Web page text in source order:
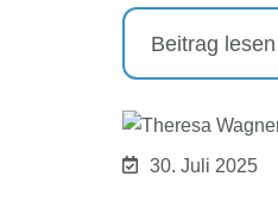
Beitrag lesen
30. Juli 2025